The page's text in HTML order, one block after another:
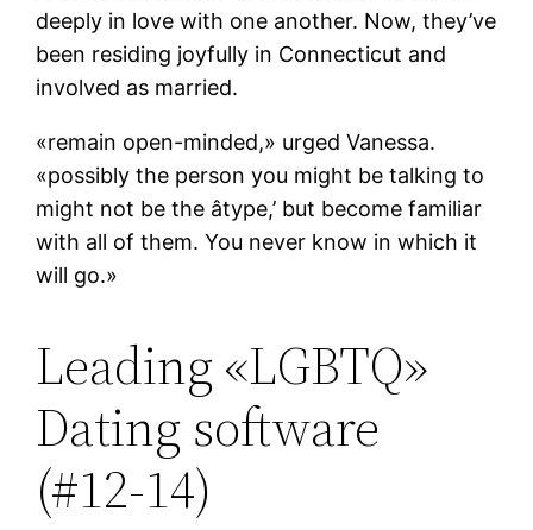
deeply in love with one another. Now, they’ve
been residing joyfully in Connecticut and
involved as married.
«remain open-minded,» urged Vanessa.
«possibly the person you might be talking to
might not be the âtype,’ but become familiar
with all of them. You never know in which it
will go.»
Leading «LGBTQ»
Dating software
(#12-14)